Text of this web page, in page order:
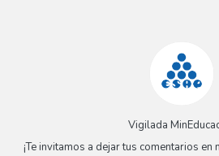
Vigilada
¡Te invitamos a dejar tus comentarios